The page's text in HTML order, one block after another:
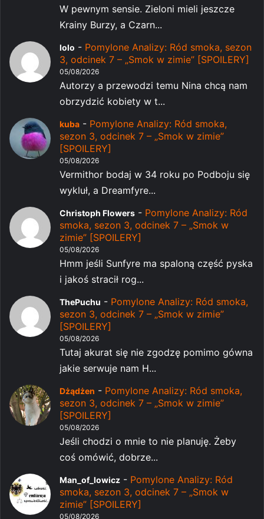
W pewnym sensie. Zieloni mieli jeszcze
Krainy Burzy, a Czarn...
lolo - Pomylone Analizy: Ród smoka, sezon
3, odcinek 7 – „Smok w zimie” [SPOILERY]
05/08/2026
Autorzy a przewodzi temu Nina chcą nam
obrzydzić kobiety w t...
kuba - Pomylone Analizy: Ród smoka,
sezon 3, odcinek 7 – „Smok w zimie”
[SPOILERY]
05/08/2026
Vermithor bodaj w 34 roku po Podboju się
wykluł, a Dreamfyre...
Christoph Flowers - Pomylone Analizy: Ród
smoka, sezon 3, odcinek 7 – „Smok w
zimie” [SPOILERY]
05/08/2026
Hmm jeśli Sunfyre ma spaloną część pyska
i jakoś stracił rog...
ThePuchu - Pomylone Analizy: Ród smoka,
sezon 3, odcinek 7 – „Smok w zimie”
[SPOILERY]
05/08/2026
Tutaj akurat się nie zgodzę pomimo gówna
jakie serwuje nam H...
Dżądżen - Pomylone Analizy: Ród smoka,
sezon 3, odcinek 7 – „Smok w zimie”
[SPOILERY]
05/08/2026
Jeśli chodzi o mnie to nie planuję. Żeby
coś omówić, dobrze...
Man_of_lowicz - Pomylone Analizy: Ród
smoka, sezon 3, odcinek 7 – „Smok w
zimie” [SPOILERY]
05/08/2026